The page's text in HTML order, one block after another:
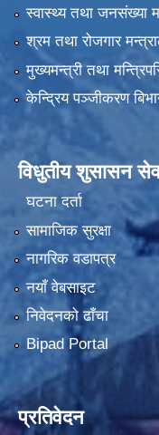
स्वास्थ्य तथा जनसंख्या
श्रम तथा रोजगार
मुख्यमन्त्री तथा
केन्द्रिय पञ्जीकरण
विधुतीय शुसासन
घटना दर्ता
सामाजिक सुरक्षा
नागरिक वडापत्र
नयाँ वेबसाइट
निवेदनको ढाँचा
Bipad Portal
प्रतिवेदन